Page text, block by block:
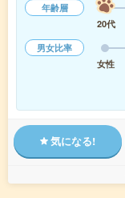
年齢層
20代
男女比率
女性
気になる!